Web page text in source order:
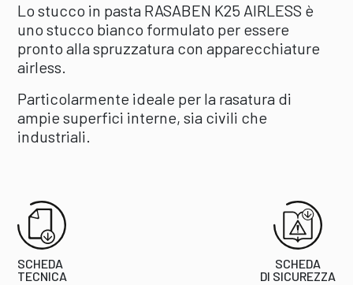
Lo stucco in pasta RASABEN K25 AIRLESS è
uno stucco bianco formulato per essere
pronto alla spruzzatura con apparecchiature
airless.
Particolarmente ideale per la rasatura di
ampie superfici interne, sia civili che
industriali.
SCHEDA
TECNICA
SCHEDA
DI SICUREZZA